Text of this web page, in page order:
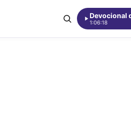
Devocional
1:06:18